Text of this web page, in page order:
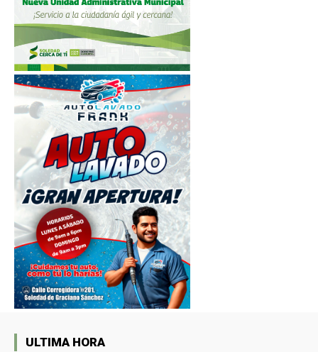
ULTIMA HORA